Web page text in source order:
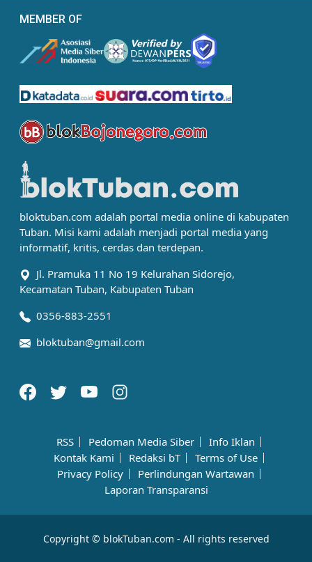
MEMBER OF
bloktuban.com adalah portal media online di kabupaten
Tuban. Misi kami adalah menjadi portal media yang
informatif, kritis, cerdas dan terdepan.
Jl. Pramuka 11 No 19 Kelurahan Sidorejo,
Kecamatan Tuban, Kabupaten Tuban
0356-883-2551
bloktuban@gmail.com
RSS Pedoman Media Siber
Info Iklan
Kontak Kami
Redaksi bT
Terms of Use
Privacy Policy
Perlindungan Wartawan
Laporan Transparansi
Copyright © blokTuban.com - All rights reserved